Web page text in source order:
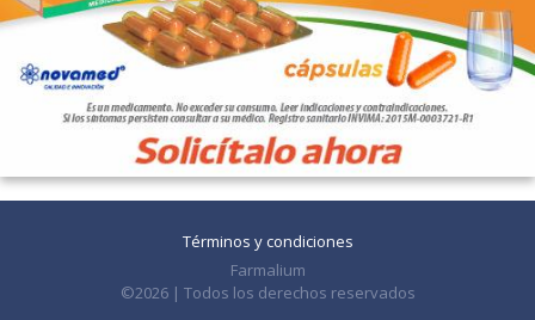
Términos y condiciones
Farmalium
©2026 | Todos los derechos reservados